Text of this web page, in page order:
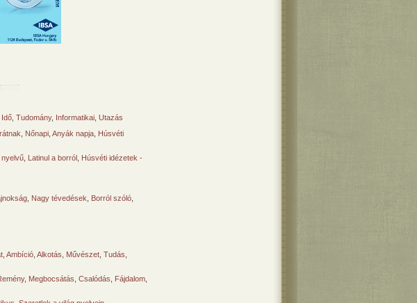
Idő Tudomány, Informatikai Utazás
Nőnapi Anyák napja Húsvéti
nyelvű Latinul a borról Húsvéti idézetek -
Nagy tévedések Borról szóló
Ambíció Alkotás Művészet Tudás
, Megbocsátás Csalódás Fájdalom